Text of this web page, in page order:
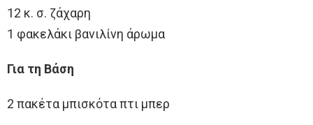
12 κ. σ. ζάχαρη
1 φακελάκι βανιλίνη άρωμα
Για τη Βάση
2 πακέτα μπισκότα πτι μπερ